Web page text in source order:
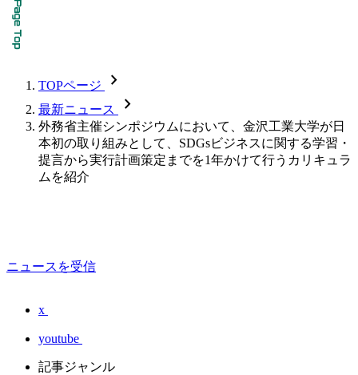
TOPページ chevron_forward
最新ニュース chevron_forward
外務省主催シンポジウムにおいて、金沢工業大学が日
本初の取り組みとして、SDGsビジネスに関する学習・
提言から実行計画策定までを1年かけて行うカリキュラ
ムを紹介
ニュースを受信
x
youtube
記事ジャンル